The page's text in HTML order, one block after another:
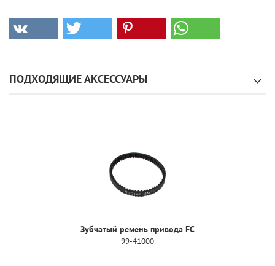
ПОДХОДЯЩИЕ АКСЕССУАРЫ
Зубчатый ремень привода FC
99-41000